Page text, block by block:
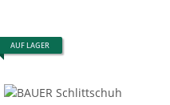
AUF LAGER